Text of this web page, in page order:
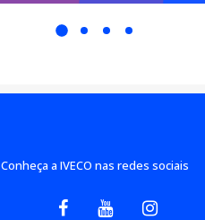
Conheça a IVECO nas redes sociais